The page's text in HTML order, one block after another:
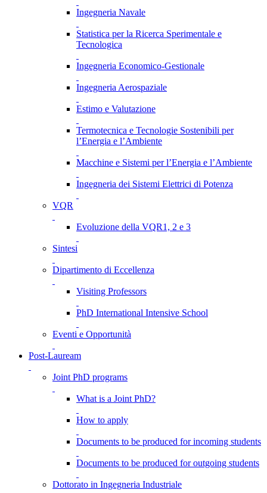
Ingegneria Navale
Statistica per la Ricerca Sperimentale e
Tecnologica
Ingegneria Economico-Gestionale
Ingegneria Aerospaziale
Estimo e Valutazione
Termotecnica e Tecnologie Sostenibili per
l’Energia e l’Ambiente
Macchine e Sistemi per l’Energia e l’Ambiente
Ingegneria dei Sistemi Elettrici di Potenza
VQR
Evoluzione della VQR1, 2 e 3
Sintesi
Dipartimento di Eccellenza
Visiting Professors
PhD International Intensive School
Eventi e Opportunità
Post-Lauream
Joint PhD programs
What is a Joint PhD?
How to apply
Documents to be produced for incoming students
Documents to be produced for outgoing students
Dottorato in Ingegneria Industriale